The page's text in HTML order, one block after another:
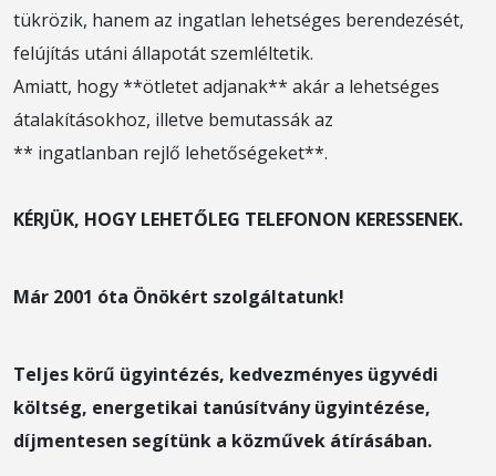
tükrözik, hanem az ingatlan lehetséges berendezését,
felújítás utáni állapotát szemléltetik.
Amiatt, hogy **ötletet adjanak** akár a lehetséges
átalakításokhoz, illetve bemutassák az
** ingatlanban rejlő lehetőségeket**.
KÉRJÜK, HOGY LEHETŐLEG TELEFONON KERESSENEK.
Már 2001 óta Önökért szolgáltatunk!
Teljes körű ügyintézés, kedvezményes ügyvédi
költség, energetikai tanúsítvány ügyintézése,
díjmentesen segítünk a közművek átírásában.